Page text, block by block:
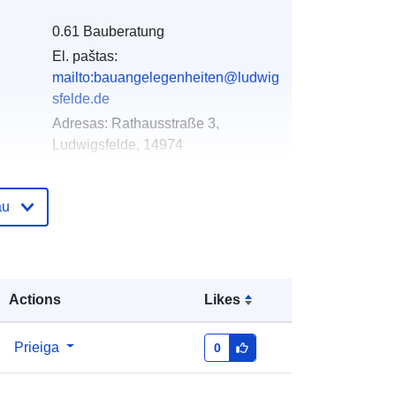
Actions Likes
Prieiga 0
0.61 Bauberatung
El. paštas:
mailto:bauangelegenheiten@ludwig
sfelde.de
Adresas: Rathausstraße 3,
Ludwigsfelde, 14974
Koordinatės:
13.2151, 52.2883 ], [ 13.2151,
52.2858 ], [ 13.2135, 52.2858 ], [